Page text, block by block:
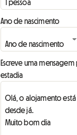
Ano de nascimento
Escreve uma
estadia